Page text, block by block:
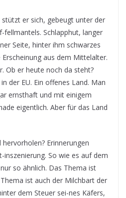
er sich, gebeugt unter der
fellmantels. Schlapphut, langer
Seite, hinter ihm schwarzes
Erscheinung aus dem Mittelalter.
Ob er heute noch da steht?
der EU. Ein offenes Land. Man
ernsthaft und mit einigem
eigentlich. Aber für das Land
Erinnerungen
inszenierung. So wie es auf dem
so ähnlich. Das Thema ist
ist auch der Milchbart der
dem Steuer sei-nes Käfers,